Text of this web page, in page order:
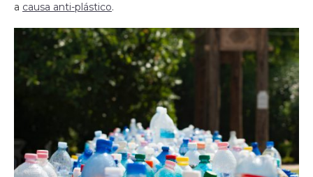
a causa anti-plástico.